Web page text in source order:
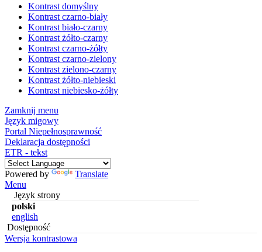
Kontrast domyślny
Kontrast czarno-biały
Kontrast biało-czarny
Kontrast żółto-czarny
Kontrast czarno-żółty
Kontrast czarno-zielony
Kontrast zielono-czarny
Kontrast żółto-niebieski
Kontrast niebiesko-żółty
Zamknij menu
Język migowy
Portal Niepełnosprawność
Deklaracja dostępności
ETR - tekst
Powered by
Translate
Menu
Język strony
polski
english
Dostępność
Wersja kontrastowa